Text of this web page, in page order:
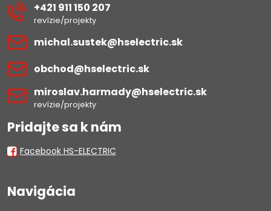
+421 911 150 207
revízie/projekty
michal​.sustek​@hselectric​.sk
obchod​@hselectric​.sk
miroslav​.harmady​@hselectric​.sk
revízie/projekty
Pridajte sa k nám
Facebook HS-ELECTRIC
Navigácia